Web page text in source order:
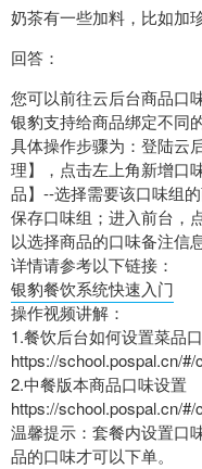
奶茶有一些加料，比如加
回答：
您可以前往云后台商品口
银豹支持给商品绑定不同
具体操作步骤为：登陆云
理】，点击左上角新增口
品】--选择需要该口味组
保存口味组；进入前台，
以选择商品的口味备注信息
详情请参考以下链接：
银豹餐饮系统快速入门
操作视频讲解：
1.餐饮后台如何设置菜品
https://school.pospal.cn/
2.中餐版本商品口味设置
https://school.pospal.cn/
温馨提示：套餐内设置口
品的口味才可以下单。